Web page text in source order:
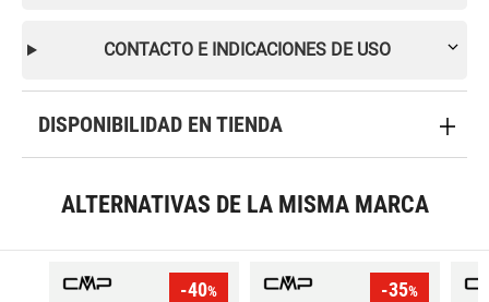
CONTACTO E INDICACIONES DE USO
DISPONIBILIDAD EN TIENDA
ALTERNATIVAS DE LA MISMA MARCA
-40% -35%